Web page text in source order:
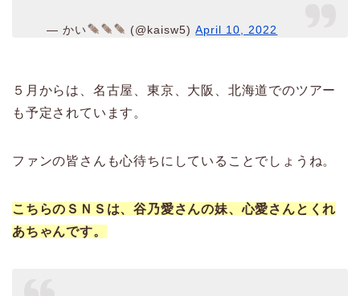
— かい (@kaisw5)April 10, 2022
５月からは、名古屋、東京、大阪、北海道でのツアー
も予定されています。
ファンの皆さんも心待ちにしていることでしょうね。
こちらのＳＮＳは、谷乃愛さんの妹、心愛さんとくれ
あちゃんです。